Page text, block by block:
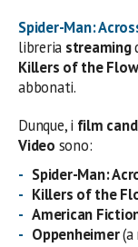
Spider-Man:
libreria streaming
Killers of the
abbonati.
Dunque, i film
Video sono:
Spider-Man:
Killers of the
American
Oppenheimer(a